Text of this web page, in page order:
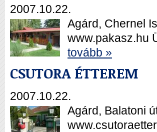
2007.10.22.
Agárd, Chernel
www.pakasz.hu
tovább »
CSUTORA ÉTTEREM
2007.10.22.
Agárd, Balatoni